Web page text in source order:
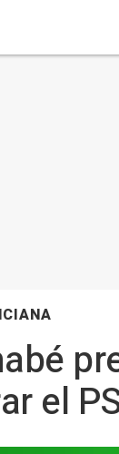
el